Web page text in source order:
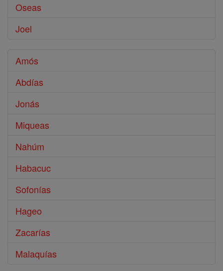
Oseas
Joel
Amós
Abdías
Jonás
Miqueas
Nahúm
Habacuc
Sofonías
Hageo
Zacarías
Malaquías